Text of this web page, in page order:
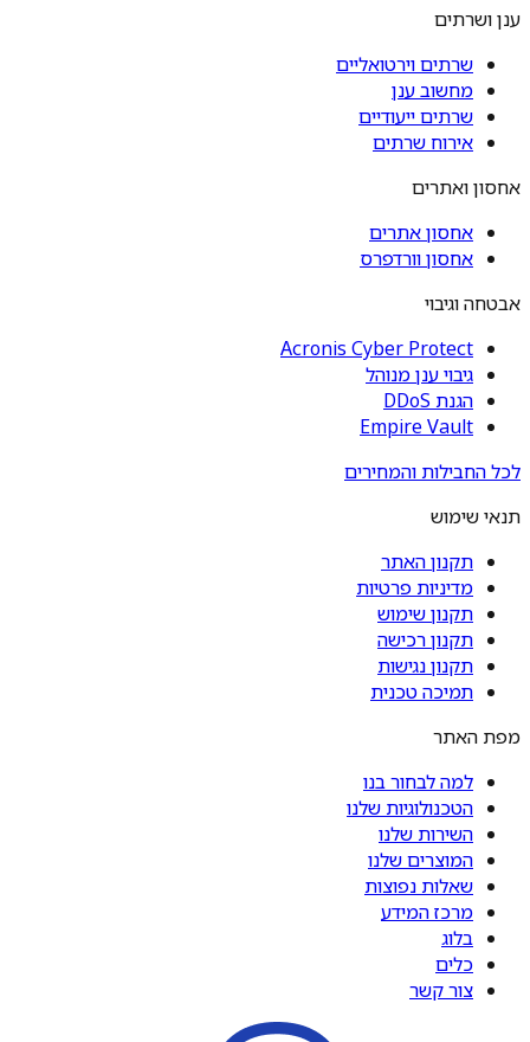
ענן ושרתים
שרתים וירטואליים
מחשוב ענן
שרתים ייעודיים
אירוח שרתים
אחסון ואתרים
אחסון אתרים
אחסון וורדפרס
אבטחה וגיבוי
Acronis Cyber Protect
גיבוי ענן מנוהל
הגנת DDoS
Empire Vault
לכל החבילות והמחירים
תנאי שימוש
תקנון האתר
מדיניות פרטיות
תקנון שימוש
תקנון רכישה
תקנון נגישות
תמיכה טכנית
מפת האתר
למה לבחור בנו
הטכנולוגיות שלנו
השירות שלנו
המוצרים שלנו
שאלות נפוצות
מרכז המידע
בלוג
כלים
צור קשר